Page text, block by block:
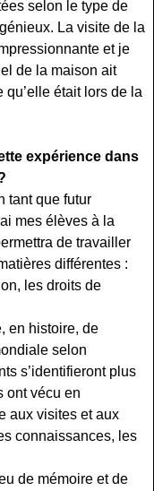
selon le type de
La visite de la
et je
de la maison ait
était lors de la
expérience dans
tant que futur
mes élèves à la
de travailler
différentes :
les droits de
en histoire, de
selon
s’identifieront plus
ont vécu en
aux visites et aux
connaissances, les
de mémoire et de